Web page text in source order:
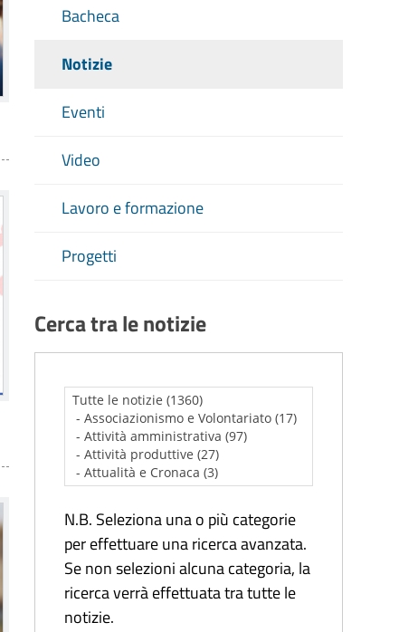
Bacheca
Notizie
Eventi
Video
Lavoro e formazione
Progetti
Cerca tra le notizie
N.B. Seleziona una o più categorie
per effettuare una ricerca avanzata.
Se non selezioni alcuna categoria, la
ricerca verrà effettuata tra tutte le
notizie.